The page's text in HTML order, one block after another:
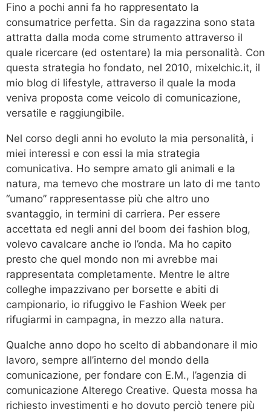
Fino a pochi anni fa ho rappresentato la
consumatrice perfetta. Sin da ragazzina sono stata
attratta dalla moda come strumento attraverso il
quale ricercare (ed ostentare) la mia personalità. Con
questa strategia ho fondato, nel 2010, mixelchic.it, il
mio blog di lifestyle, attraverso il quale la moda
veniva proposta come veicolo di comunicazione,
versatile e raggiungibile.
Nel corso degli anni ho evoluto la mia personalità, i
miei interessi e con essi la mia strategia
comunicativa. Ho sempre amato gli animali e la
natura, ma temevo che mostrare un lato di me tanto
“umano” rappresentasse più che altro uno
svantaggio, in termini di carriera. Per essere
accettata ed negli anni del boom dei fashion blog,
volevo cavalcare anche io l’onda. Ma ho capito
presto che quel mondo non mi avrebbe mai
rappresentata completamente. Mentre le altre
colleghe impazzivano per borsette e abiti di
campionario, io rifuggivo le Fashion Week per
rifugiarmi in campagna, in mezzo alla natura.
Qualche anno dopo ho scelto di abbandonare il mio
lavoro, sempre all’interno del mondo della
comunicazione, per fondare con E.M., l’agenzia di
comunicazione Alterego Creative. Questa mossa ha
richiesto investimenti e ho dovuto perciò tenere più